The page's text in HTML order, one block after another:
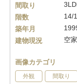
間取り
階数
14/
築年月
建物現況
空家
画像カテゴリ
外観 間取り